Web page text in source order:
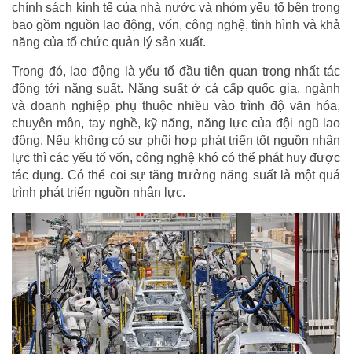
chính sách kinh tế của nhà nước và nhóm yếu tố bên trong
bao gồm nguồn lao động, vốn, công nghệ, tình hình và khả
năng của tổ chức quản lý sản xuất.
Trong đó, lao động là yếu tố đầu tiên quan trọng nhất tác
động tới năng suất. Năng suất ở cả cấp quốc gia, ngành
và doanh nghiệp phụ thuộc nhiều vào trình độ văn hóa,
chuyên môn, tay nghề, kỹ năng, năng lực của đội ngũ lao
động. Nếu không có sự phối hợp phát triển tốt nguồn nhân
lực thì các yếu tố vốn, công nghệ khó có thể phát huy được
tác dụng. Có thể coi sự tăng trưởng năng suất là một quá
trình phát triển nguồn nhân lực.